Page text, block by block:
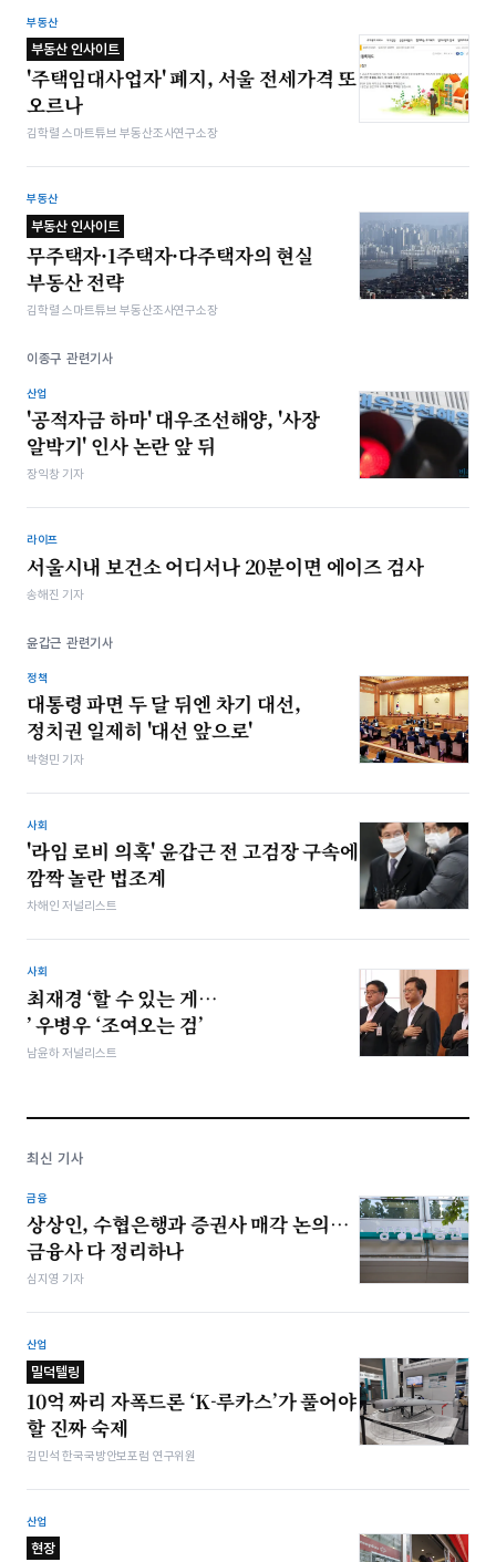
부동산
부동산 인사이트
'주택임대사업자' 폐지, 서울 전세가격 또
오르나
김학렬 스마트튜브 부동산조사연구소장
부동산
부동산 인사이트
무주택자·1주택자·다주택자의 현실
부동산 전략
김학렬 스마트튜브 부동산조사연구소장
이종구 관련기사
산업
'공적자금 하마' 대우조선해양, '사장
알박기' 인사 논란 앞 뒤
장익창 기자
라이프
서울시내 보건소 어디서나 20분이면 에이즈 검사
송해진 기자
윤갑근 관련기사
정책
대통령 파면 두 달 뒤엔 차기 대선,
정치권 일제히 '대선 앞으로'
박형민 기자
사회
'라임 로비 의혹' 윤갑근 전 고검장 구속에
깜짝 놀란 법조계
차해인 저널리스트
사회
최재경 ‘할 수 있는 게…
’ 우병우 ‘조여오는 검’
남윤하 저널리스트
최신 기사
금융
상상인, 수협은행과 증권사 매각 논의…
금융사 다 정리하나
심지영 기자
산업
밀덕텔링
10억 짜리 자폭드론 ‘K-루카스’가 풀어야
할 진짜 숙제
김민석 한국국방안보포럼 연구위원
산업
현장